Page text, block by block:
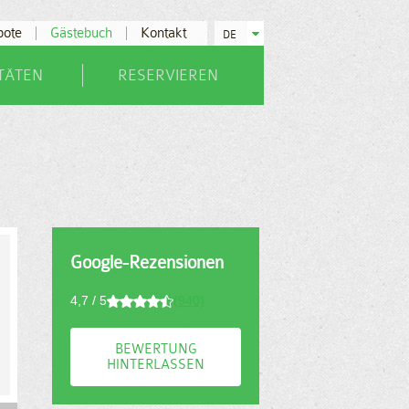
DE
Gästebuch Kontakt
RESERVIEREN
Google-Rezensionen
4,7 / 5 (940)
BEWERTUNG
HINTERLASSEN